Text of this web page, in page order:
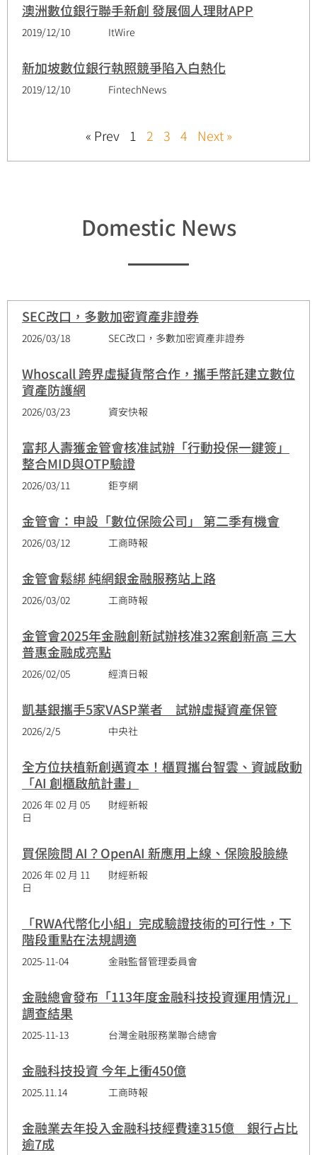
澳洲數位銀行聯手新創 發展個人理財APP
2019/12/10 ItWire
新加坡數位銀行執照競爭陷入白熱化
2019/12/10 FintechNews
« Prev 1 2 3 4 Next »
Domestic News
SEC改口，多數加密資產非證券
2026/03/18 SEC改口，多數加密資產非證券
Whoscall 跨界虛擬貨幣合作，攜手幣託建立數位
資產防護網
2026/03/23 資安快報
富邦人壽獲金管會核准試辦「行動投保一鍵簽」
整合MID與OTP驗證
2026/03/11 鉅亨網
金管會：申設「數位保險公司」 第二季有機會
2026/03/12 工商時報
金管會鬆綁 純網銀金融服務站上路
2026/03/02 工商時報
金管會2025年金融創新試辦核准32案創新高 三大
普惠金融成亮點
2026/02/05 經濟日報
凱基銀攜手5家VASP業者 試辦虛擬資產保管
2026/2/5 中央社
全方位扶植新創邁資本！櫃買攜台智雲、資誠啟動
「AI 創櫃啟航計畫」
2026 年 02 月 05
日
財經新報
買保險問 AI？OpenAI 新應用上線、保險股臉綠
2026 年 02 月 11
日
財經新報
「RWA代幣化小組」完成驗證技術的可行性，下
階段重點在法規調適
2025-11-04 金融監督管理委員會
金融總會發布「113年度金融科技投資運用情況」
調查結果
2025-11-13 台灣金融服務業聯合總會
金融科技投資 今年上衝450億
2025.11.14 工商時報
金融業去年投入金融科技經費達315億 銀行占比
逾7成